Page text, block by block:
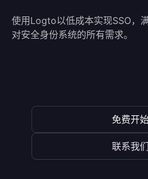
使用Logto以低成本实现SSO，
对安全身份系统的所有需求。
免费开
联系我们